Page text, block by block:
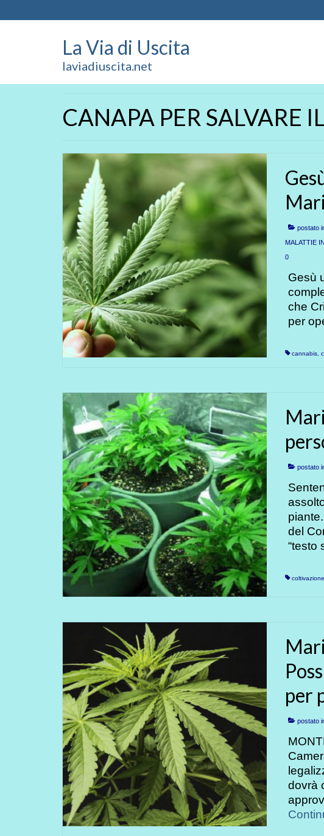
La Via di Uscita
laviadiuscita.net
CANAPA PER SALVARE
postato
MALATTIE
0
Gesù
che
per
cannabis,
postato
del
“testo
per
postato
dovrà